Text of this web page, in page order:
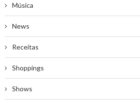
Música
News
Receitas
Shoppings
Shows